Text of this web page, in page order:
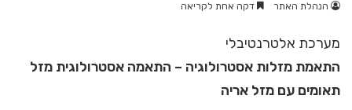
הנהלת האתר דקה אחת לקריאה
מערכת אלטרנטיבלי
התאמת מזלות אסטרולוגיה – התאמה אסטרולוגית מזל
תאומים עם מזל אריה